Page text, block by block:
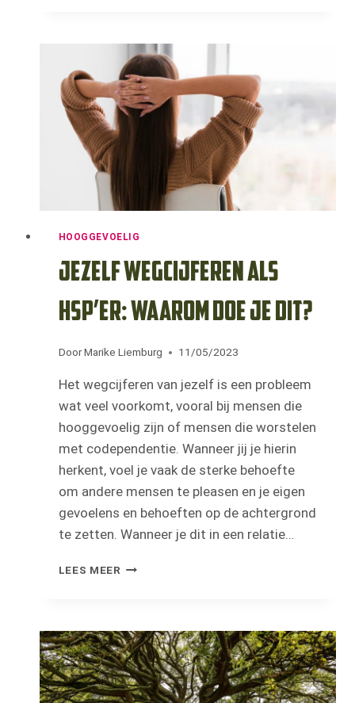
JE
ALS
HSP’ER
VATBAARDER
BENT
NARCIST
HOOGGEVOELIG
Jezelf wegcijferen als
HSP’er: waarom doe je dit?
Door Marike Liemburg 11/05/2023
Het wegcijferen van jezelf is een probleem
wat veel voorkomt, vooral bij mensen die
hooggevoelig zijn of mensen die worstelen
met codependentie. Wanneer jij je hierin
herkent, voel je vaak de sterke behoefte
om andere mensen te pleasen en je eigen
gevoelens en behoeften op de achtergrond
te zetten. Wanneer je dit in een relatie…
LEES MEER JEZELF
WAAROM
DOE
JE
DIT?